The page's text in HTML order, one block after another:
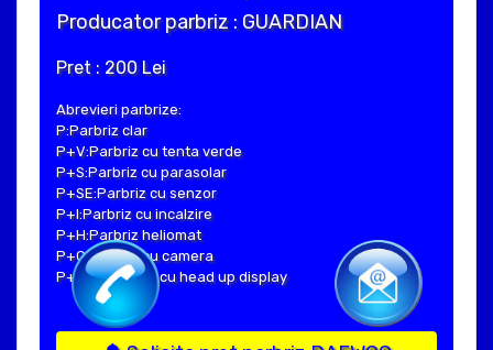
Producator parbriz : GUARDIAN
Pret : 200 Lei
Abrevieri parbrize:
P:Parbriz clar
P+V:Parbriz cu tenta verde
P+S:Parbriz cu parasolar
P+SE:Parbriz cu senzor
P+I:Parbriz cu incalzire
P+H:Parbriz heliomat
P+C:Parbriz cu camera
P+Hud:Parbriz cu head up display